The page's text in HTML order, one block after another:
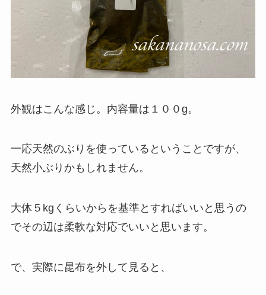
外観はこんな感じ。内容量は１００g。
一応天然のぶりを使っているということですが、
天然小ぶりかもしれません。
大体５kgくらいからを基準とすればいいと思うの
でその辺は柔軟な対応でいいと思います。
で、実際に昆布を外して見ると、